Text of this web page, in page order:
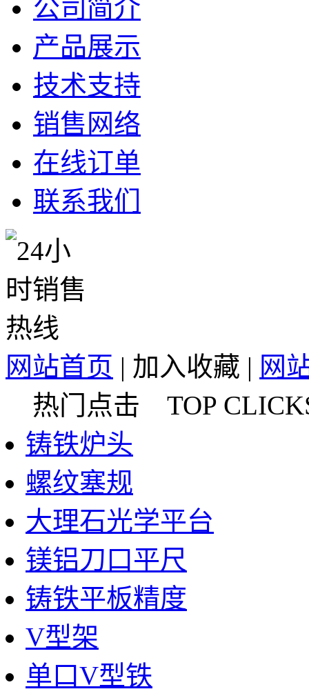
公司简介
产品展示
技术支持
销售网络
在线订单
联系我们
网站首页 | 加入收藏 | 网
热门点击 TOP
铸铁炉头
螺纹塞规
大理石光学平台
镁铝刀口平尺
铸铁平板精度
V型架
单口V型铁